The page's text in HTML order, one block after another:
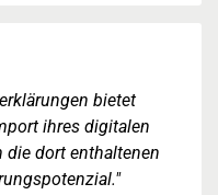
bietet
ihres digitalen
die dort enthaltenen